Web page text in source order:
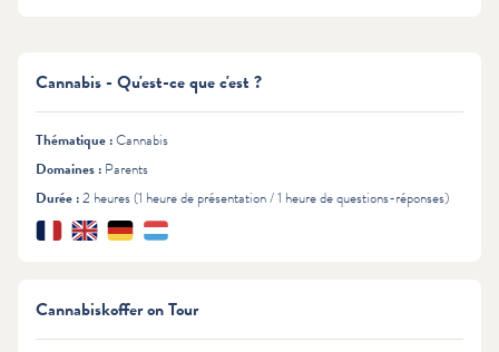
Cannabis - Qu'est-ce que c'est ?
Thématique :Cannabis
Domaines : Parents
Durée :2 heures (1 heure de présentation / 1 heure de questions-réponses)
Langues :
FrançaisEnglishDeutschLëtzebuergesch
Cannabiskoffer on Tour